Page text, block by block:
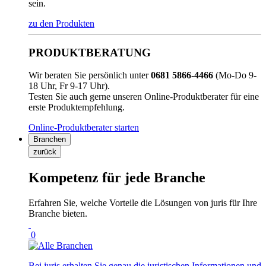
sein.
zu den Produkten
PRODUKTBERATUNG
Wir beraten Sie persönlich unter0681 5866-4466 (Mo-Do 9-
18 Uhr, Fr 9-17 Uhr).
Testen Sie auch gerne unseren Online-Produktberater für eine
erste Produktempfehlung.
Online-Produktberater starten
Branchen
zurück
Kompetenz für jede Branche
Erfahren Sie, welche Vorteile die Lösungen von juris für Ihre
Branche bieten.
0